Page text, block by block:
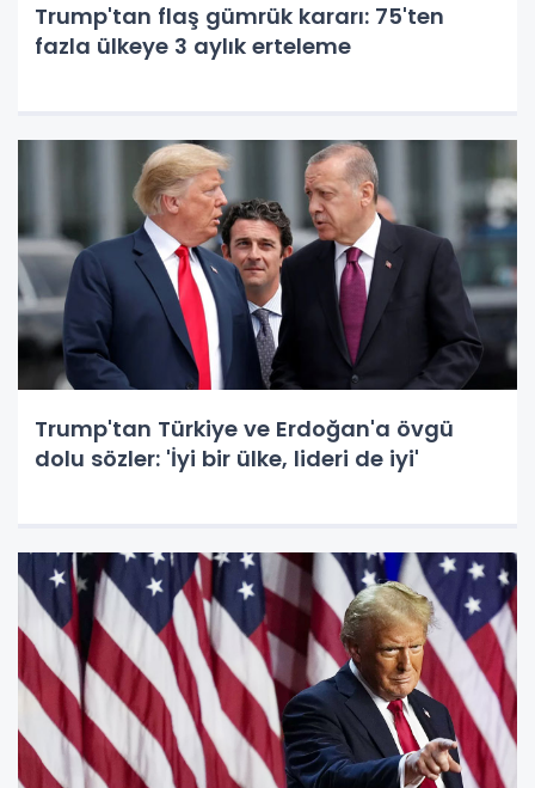
Trump'tan flaş gümrük kararı: 75'ten
fazla ülkeye 3 aylık erteleme
Trump'tan Türkiye ve Erdoğan'a övgü
dolu sözler: 'İyi bir ülke, lideri de iyi'